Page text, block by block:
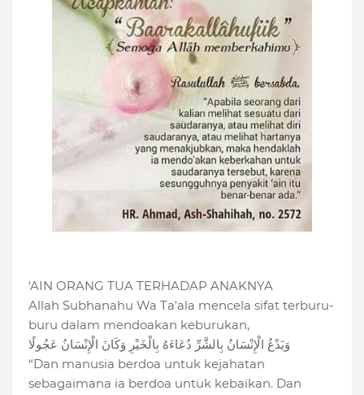
'AIN ORANG TUA TERHADAP ANAKNYA
Allah Subhanahu Wa Ta'ala mencela sifat terburu-
buru dalam mendoakan keburukan,
وَيَدْعُ الْإِنْسَانُ بِالشَّرِّ دُعَاءَهُ بِالْخَيْرِ وَكَانَ الْإِنْسَانُ عَجُولًا
“Dan manusia berdoa untuk kejahatan
sebagaimana ia berdoa untuk kebaikan. Dan